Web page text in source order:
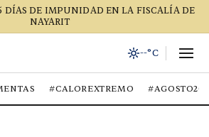
DÍAS DE IMPUNIDAD EN LA FISCALÍA DE
NAYARIT
--°C
#CALOREXTREMO